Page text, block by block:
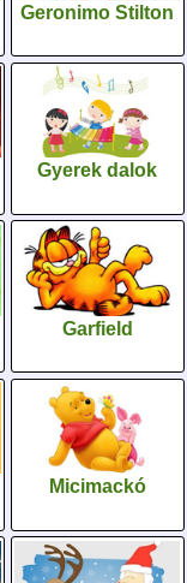
Geronimo Stilton
Gyerek dalok
Garfield
Micimackó